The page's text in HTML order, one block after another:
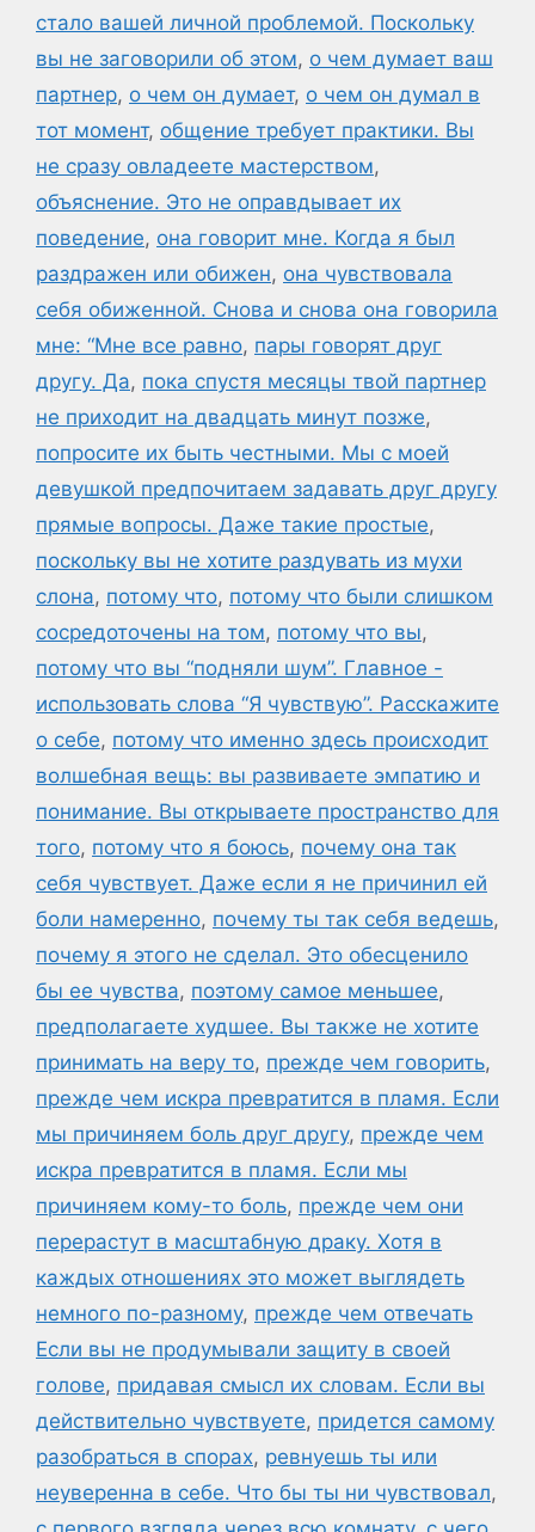
стало вашей личной проблемой. Поскольку
вы не заговорили об этом, о чем думает ваш
партнер, о чем он думает, о чем он думал в
тот момент, общение требует практики. Вы
не сразу овладеете мастерством,
объяснение. Это не оправдывает их
поведение, она говорит мне. Когда я был
раздражен или обижен, она чувствовала
себя обиженной. Снова и снова она говорила
мне: “Мне все равно, пары говорят друг
другу. Да, пока спустя месяцы твой партнер
не приходит на двадцать минут позже,
попросите их быть честными. Мы с моей
девушкой предпочитаем задавать друг другу
прямые вопросы. Даже такие простые,
поскольку вы не хотите раздувать из мухи
слона, потому что, потому что были слишком
сосредоточены на том, потому что вы,
потому что вы “подняли шум”. Главное -
использовать слова “Я чувствую”. Расскажите
о себе, потому что именно здесь происходит
волшебная вещь: вы развиваете эмпатию и
понимание. Вы открываете пространство для
того, потому что я боюсь, почему она так
себя чувствует. Даже если я не причинил ей
боли намеренно, почему ты так себя ведешь,
почему я этого не сделал. Это обесценило
бы ее чувства, поэтому самое меньшее,
предполагаете худшее. Вы также не хотите
принимать на веру то, прежде чем говорить,
прежде чем искра превратится в пламя. Если
мы причиняем боль друг другу, прежде чем
искра превратится в пламя. Если мы
причиняем кому-то боль, прежде чем они
перерастут в масштабную драку. Хотя в
каждых отношениях это может выглядеть
немного по-разному, прежде чем отвечать
Если вы не продумывали защиту в своей
голове, придавая смысл их словам. Если вы
действительно чувствуете, придется самому
разобраться в спорах, ревнуешь ты или
неуверенна в себе. Что бы ты ни чувствовал,